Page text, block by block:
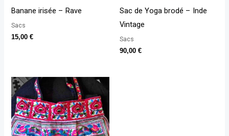
Banane irisée – Rave
Sacs
15,00€
Sac de Yoga brodé – Inde
Vintage
Sacs
90,00 €